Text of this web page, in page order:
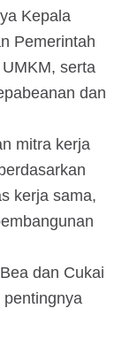
Kepala
Pemerintah
serta
dan
mitra kerja
kerja sama,
dan Cukai